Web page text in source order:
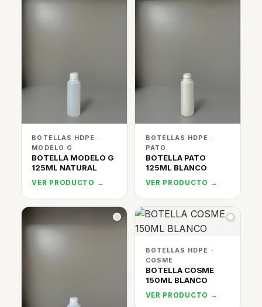
BOTELLAS HDPE ·
MODELO G
BOTELLA MODELO G
125ML NATURAL
VER PRODUCTO →
BOTELLAS HDPE ·
PATO
BOTELLA PATO
125ML BLANCO
VER PRODUCTO →
BOTELLAS HDPE ·
COSME
BOTELLA COSME
150ML BLANCO
VER PRODUCTO →